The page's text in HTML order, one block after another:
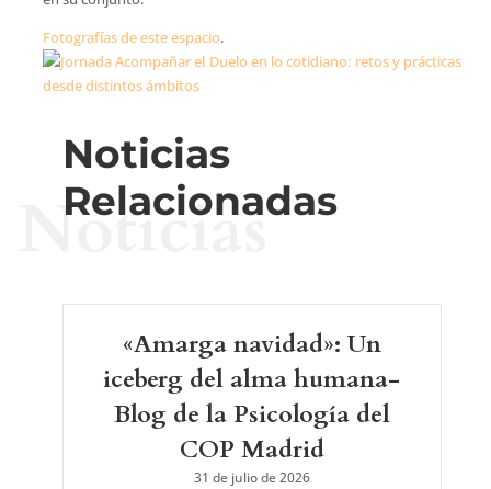
Fotografías de este espacio.
Noticias
Relacionadas
Noticias
«Amarga navidad»: Un
iceberg del alma humana-
Blog de la Psicología del
COP Madrid
31 de julio de 2026